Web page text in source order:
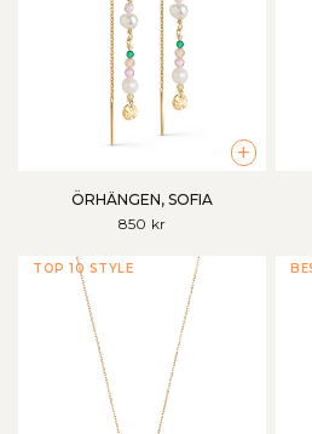
+
ÖRHÄNGEN, SOFIA
850 kr
TOP 10 STYLE